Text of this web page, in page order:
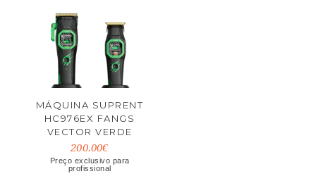
MÁQUINA SUPRENT
HC976EX FANGS
VECTOR VERDE
200.00€
Preço exclusivo para
profissional